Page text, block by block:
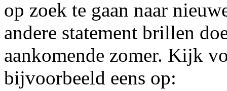
op zoek te gaan naar
andere statement brillen
aankomende zomer. Kijk
bijvoorbeeld eens op: